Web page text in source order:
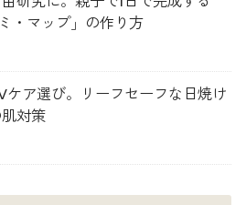
・マップ」の作り方
ケア選び。リーフセーフな日焼け
対策